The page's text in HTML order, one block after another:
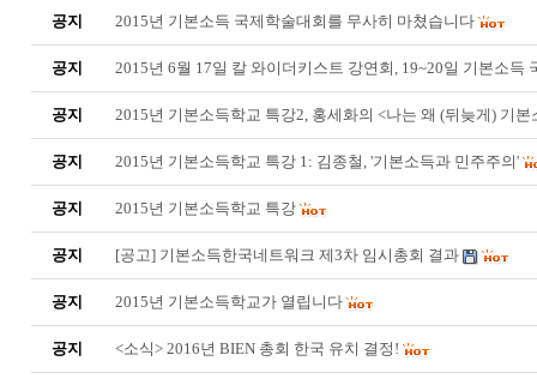
공지 2015년 기본소득 국제학술대회를 무사히 마쳤습니다
공지 2015년 6월 17일 칼 와이더키스트 강연회, 19~20일 기본소득
공지 2015년 기본소득학교 특강2, 홍세화의 <나는 왜 (뒤늦게) 기
공지 2015년 기본소득학교 특강 1: 김종철, '기본소득과 민주주의'
공지 2015년 기본소득학교 특강
공지 [공고] 기본소득한국네트워크 제3차 임시총회 결과
공지 2015년 기본소득학교가 열립니다
공지 <소식> 2016년 BIEN 총회 한국 유치 결정!